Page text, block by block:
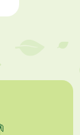
のご案内」（掛